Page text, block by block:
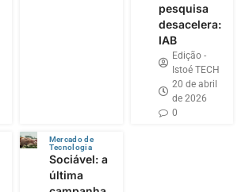
pesquisa
desacelera:
IAB
Edição -
Istoé TECH
20 de abril
de 2026
0
Mercado de
Tecnologia
Sociável: a
última